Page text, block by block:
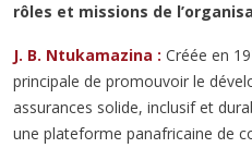
rôles et missions de
J. B. Ntukamazina : Créée en
principale de promouvoir le
assurances solide, inclusif et
une plateforme panafricaine de